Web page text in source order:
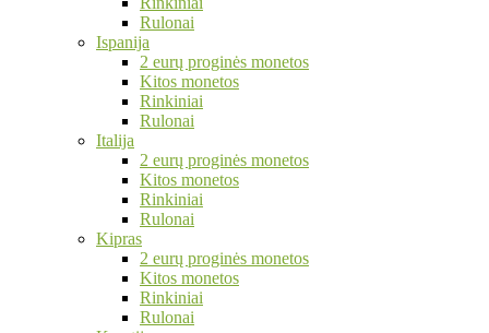
Rulonai
Ispanija
2 eurų proginės monetos
Kitos monetos
Rinkiniai
Rulonai
Italija
2 eurų proginės monetos
Kitos monetos
Rinkiniai
Rulonai
Kipras
2 eurų proginės monetos
Kitos monetos
Rinkiniai
Rulonai